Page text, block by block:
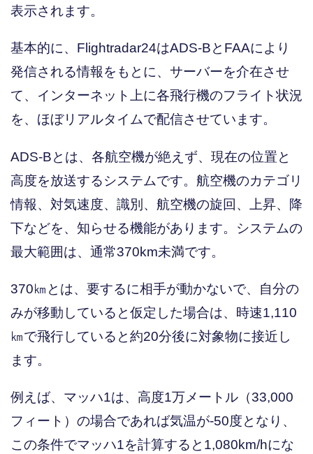
表示されます。
基本的に、Flightradar24はADS-BとFAAにより
発信される情報をもとに、サーバーを介在させ
て、インターネット上に各飛行機のフライト状況
を、ほぼリアルタイムで配信させています。
ADS-Bとは、各航空機が絶えず、現在の位置と
高度を放送するシステムです。航空機のカテゴリ
情報、対気速度、識別、航空機の旋回、上昇、降
下などを、知らせる機能があります。システムの
最大範囲は、通常370km未満です。
370㎞とは、要するに相手が動かないで、自分の
みが移動していると仮定した場合は、時速1,110
㎞で飛行していると約20分後に対象物に接近し
ます。
例えば、マッハ1は、高度1万メートル（33,000
フィート）の場合であれば気温が-50度となり、
この条件でマッハ1を計算すると1,080km/hにな